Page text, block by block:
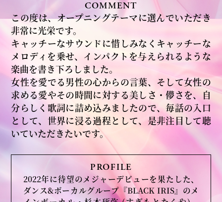
COMMENT
この度は、オープニングテーマに選んでいただき
非常に光栄です。
キャッチーなサウンドに惜しみなくキャッチーな
メロディを乗せ、インパクトを与えられるような
楽曲を書き下ろしました。
女性を愛でる男性の心からの言葉、そして女性の
求める愛やその時間に対する美しさ・儚さを、自
分らしく歌詞に詰め込みましたので、毎話の入口
として、世界に浸る過程として、是非注目して聴
いていただきたいです。
PROFILE
2022年に待望のメジャーデビューを果たした、
ダンス&ボーカルグループ『BLACK IRIS』のメ